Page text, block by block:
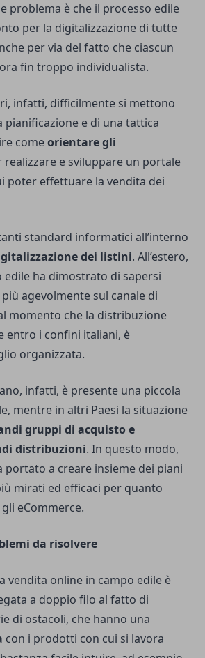
problema è che il processo edile
per la digitalizzazione di tutte
per via del fatto che ciascun
fin troppo individualista.
infatti, difficilmente si mettono
pianificazione e di una tattica
comeorientare gli
realizzare e sviluppare un portale
poter effettuare la vendita dei
standard informatici all’interno
dei listini. All’estero,
edile ha dimostrato di sapersi
agevolmente sul canale di
momento che la distribuzione
entro i confini italiani, è
organizzata.
infatti, è presente una piccola
mentre in altri Paesi la situazione
gruppi di acquisto e
distribuzioni. In questo modo,
portato a creare insieme dei piani
mirati ed efficaci per quanto
eCommerce.
da risolvere
vendita online in campo edile è
a doppio filo al fatto di
di ostacoli, che hanno una
con i prodotti con cui si lavora